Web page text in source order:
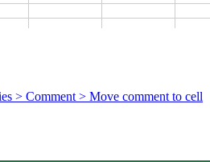
> Comment > Move comment to cell